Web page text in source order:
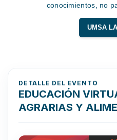
conocimientos, no
UMSA
DETALLE DEL EVENTO
EDUCACIÓN
AGRARIAS Y